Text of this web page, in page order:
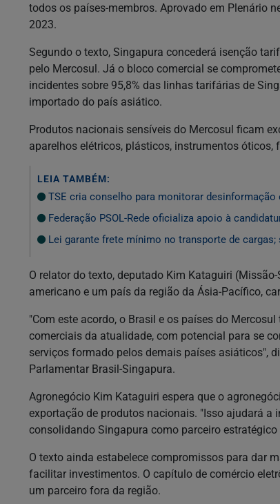
todos os países-membros. Aprovado em Plenário
2023.
Segundo o texto, Singapura concederá isenção
pelo Mercosul. Já o bloco comercial se
incidentes sobre 95,8% das linhas tarifárias de
importado do país asiático.
Produtos nacionais sensíveis do Mercosul ficam
aparelhos elétricos, plásticos, instrumentos
LEIA TAMBÉM:
TSE cria conselho para monitorar desinformação
Federação PSOL-Rede oficializa apoio à
Lei garante frete mínimo no transporte de cargas;
O relator do texto, deputado Kim Kataguiri
americano e um país da região da Ásia-Pacífico,
"Com este acordo, o Brasil e os países do
comerciais da atualidade, com potencial para se
serviços formado pelos demais países asiáticos",
Parlamentar Brasil-Singapura.
Agronegócio Kim Kataguiri espera que o
exportação de produtos nacionais. "Isso ajudará
consolidando Singapura como parceiro
O texto ainda estabelece compromissos para dar
facilitar investimentos. O capítulo de comércio
um parceiro fora da região.